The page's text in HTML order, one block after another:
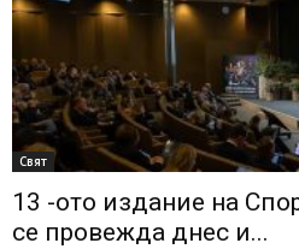
Свят
13 -ото издание на
се провежда днес и...